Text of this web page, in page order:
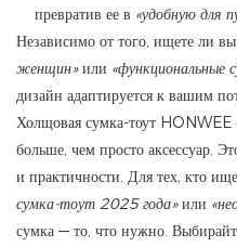
превратив ее в «удобную для
Независимо от того, ищете ли вы
женщин»или
дизайн адаптируется к вашим
Холщовая сумка-тоут
больше, чем просто аксессуар.
и практичности. Для тех, кто
сумка-тоут 2025 года»или
сумка — то, что нужно.